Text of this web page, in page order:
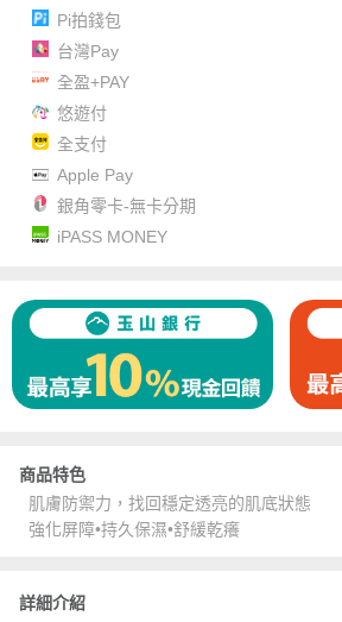
Pi拍錢包
台灣Pay
全盈+PAY
悠遊付
全支付
Apple Pay
銀角零卡-無卡分期
iPASS MONEY
商品特色
肌膚防禦力，找回穩定透亮的肌底狀態
強化屏障•持久保濕•舒緩乾癢
詳細介紹